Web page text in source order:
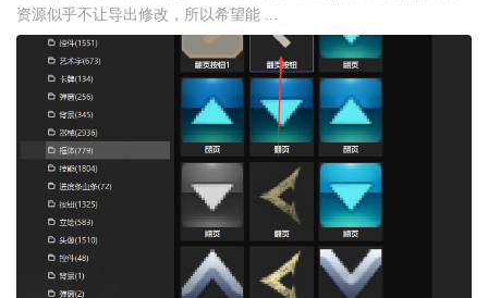
资源似乎不让导出修改，所以希望能 ...